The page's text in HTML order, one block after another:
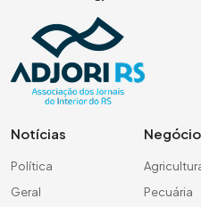
Notícias
Política
Geral
Pecuária